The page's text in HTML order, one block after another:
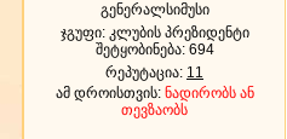
გენერალსიმუსი
ჯგუფი: კლუბის პრეზიდენტი
შეტყობინება: 694
რეპუტაცია: 11
ამ დროისთვის: ნადირობს ან
თევზაობს